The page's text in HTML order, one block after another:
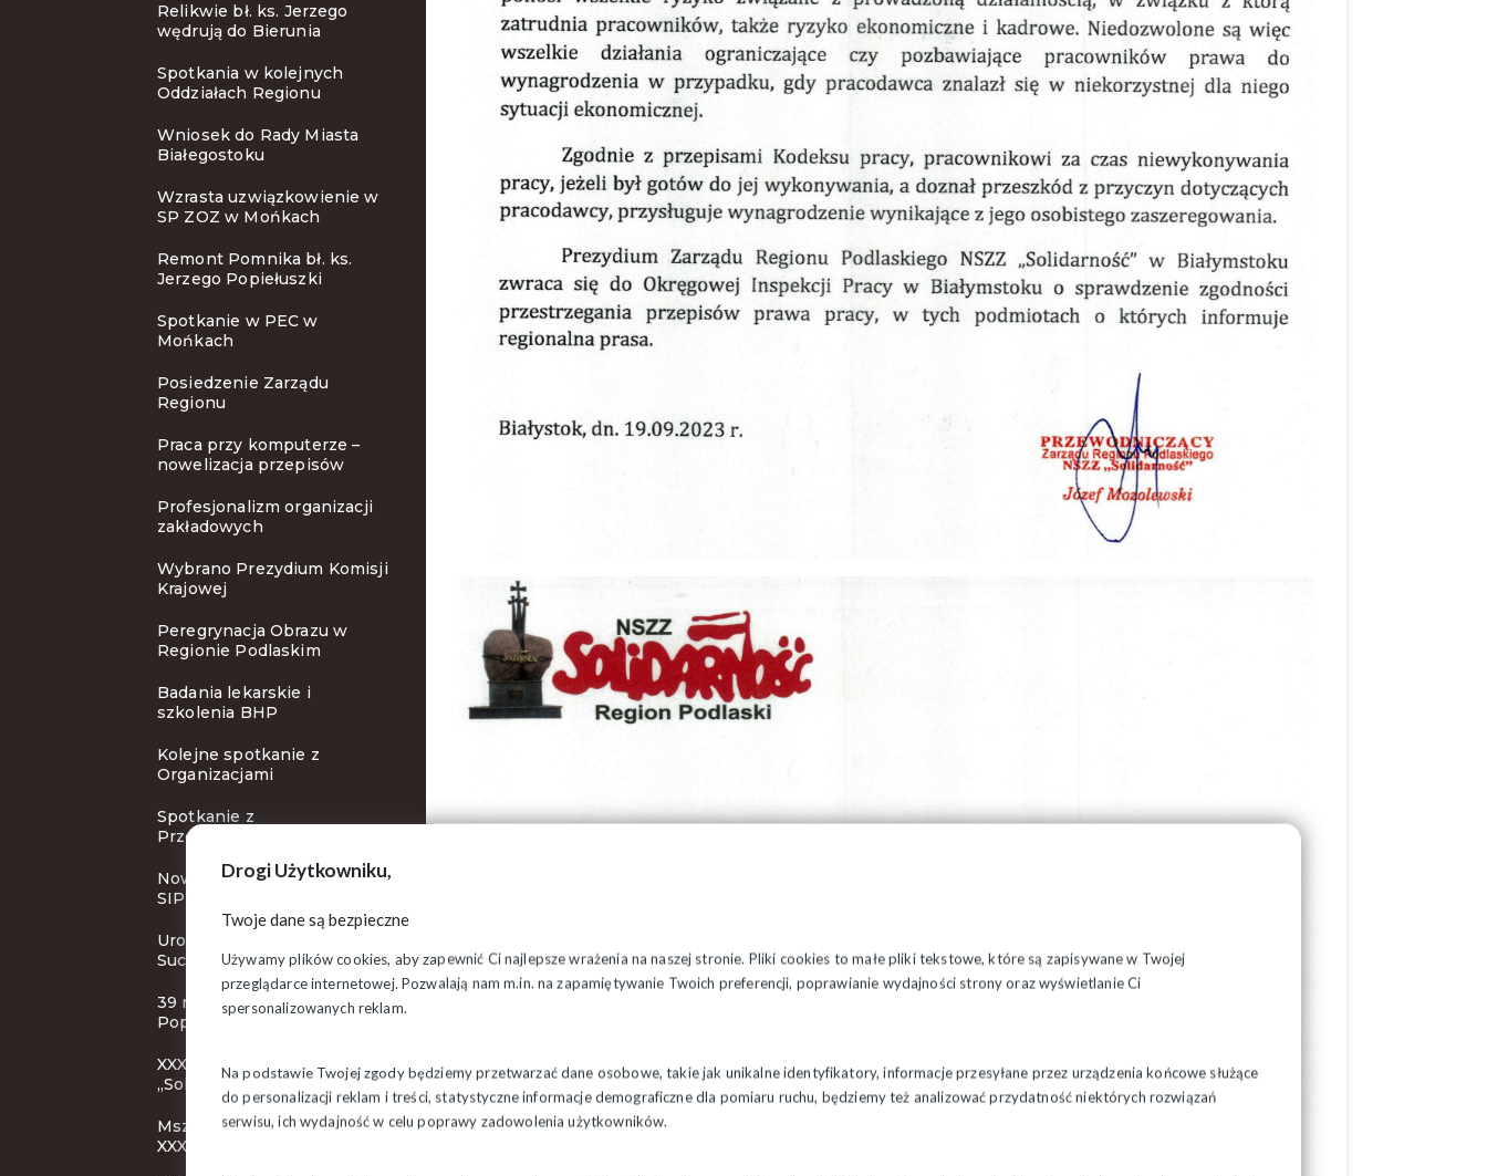
Drogi Użytkowniku,
Twoje dane są bezpieczne
Używamy plików cookies, aby zapewnić Ci najlepsze wrażenia na naszej stronie. Pliki cookies to małe pliki tekstowe, które są zapisywane w Twojej
przeglądarce internetowej. Pozwalają nam m.in. na zapamiętywanie Twoich preferencji, poprawianie wydajności strony oraz wyświetlanie Ci
spersonalizowanych reklam.
Na podstawie Twojej zgody będziemy przetwarzać dane osobowe, takie jak unikalne identyfikatory, informacje przesyłane przez urządzenia końcowe służące
do personalizacji reklam i treści, statystyczne informacje demograficzne dla pomiaru ruchu, będziemy też analizować przydatność niektórych rozwiązań
serwisu, ich wydajność w celu poprawy zadowolenia użytkowników.
Relikwie bł. ks. Jerzego
wędrują do Bierunia
Spotkania w kolejnych
Oddziałach Regionu
Wniosek do Rady Miasta
Białegostoku
Wzrasta uzwiązkowienie w
SP ZOZ w Mońkach
Remont Pomnika bł. ks.
Jerzego Popiełuszki
Spotkanie w PEC w
Mońkach
Posiedzenie Zarządu
Regionu
Praca przy komputerze –
nowelizacja przepisów
Profesjonalizm organizacji
zakładowych
Wybrano Prezydium Komisji
Krajowej
Peregrynacja Obrazu w
Regionie Podlaskim
Badania lekarskie i
szkolenia BHP
Kolejne spotkanie z
Organizacjami
Spotkanie z
Przewodniczącym ZR
Nowy cykl szkoleń Klubu
SIP
Uroczystości rocznicowe w
Suchowoli
39 rocznica śmierci bł. ks.
Popiełuszki
XXXI KZD NSZZ
„Solidarność”
Msza Święta inaugurująca
XXXI KZD